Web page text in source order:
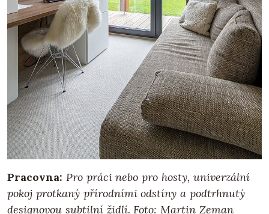
Pracovna: Pro práci nebo pro hosty, univerzální
pokoj protkaný přírodními odstíny a podtrhnutý
designovou subtilní židlí. Foto: Martin Zeman